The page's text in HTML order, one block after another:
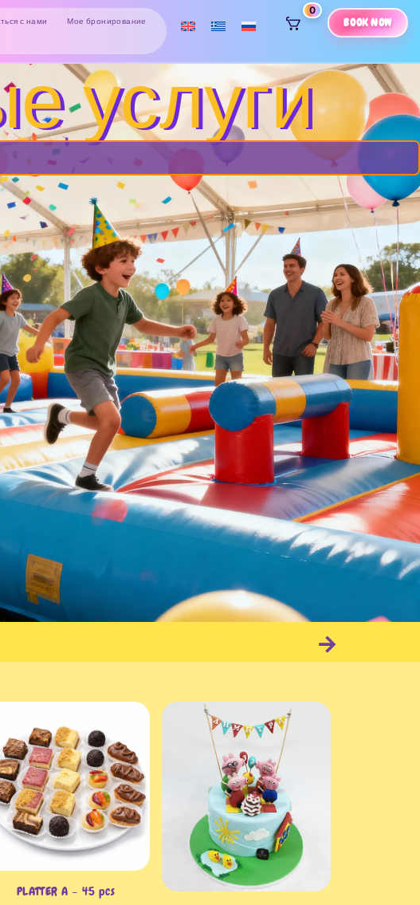
с нами Мое бронирование
0
BOOK NOW
услуги
Изобразительное и
прикладное
искусство
Кенди-бары /
Десерты
PLATTER A – 45 pcs